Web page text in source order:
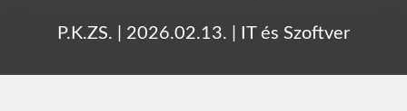
P.K.ZS. 2026.02.13. IT és Szoftver